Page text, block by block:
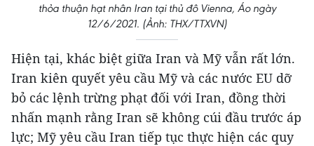
thỏa thuận hạt nhân Iran tại thủ đô Vienna, Áo ngày
12/6/2021. (Ảnh: THX/TTXVN)
Hiện tại, khác biệt giữa Iran và Mỹ vẫn rất lớn.
Iran kiên quyết yêu cầu Mỹ và các nước EU dỡ
bỏ các lệnh trừng phạt đối với Iran, đồng thời
nhấn mạnh rằng Iran sẽ không cúi đầu trước áp
lực; Mỹ yêu cầu Iran tiếp tục thực hiện các quy